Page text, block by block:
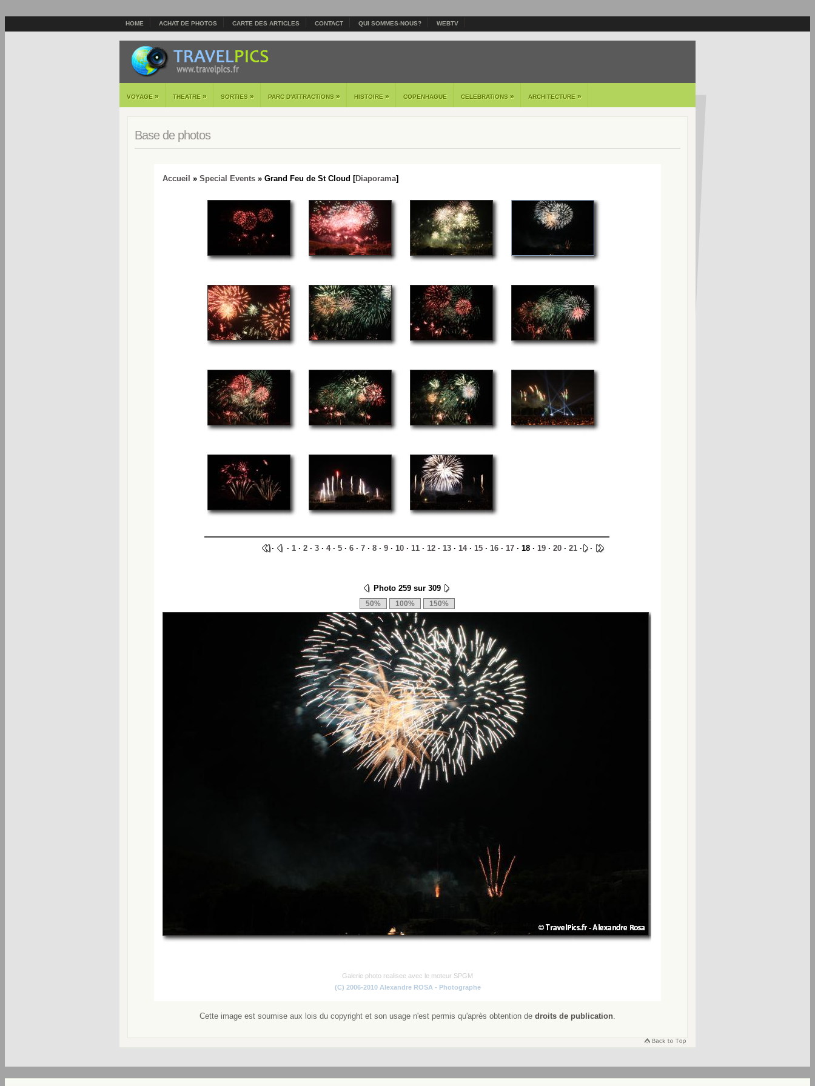
HOME ACHAT DE PHOTOS CARTE DES ARTICLES CONTACT QUI SOMMES-NOUS? WEBTV
VOYAGE » THEATRE » SORTIES » PARC D'ATTRACTIONS » HISTOIRE » COPENHAGUE CELEBRATIONS » ARCHITECTURE »
Base de photos
Accueil » Special Events » Grand Feu de St Cloud [Diaporama]
· · 1 · 2 · 3 · 4· 5 · 6 · 7 · 8 · 9 · 10 · 11 · 12 · 13 · 14· 15 · 16 · 17 · 18 · 19 · 20 · 21 · ·
Photo 259 sur 309
Galerie photo realisee avec le moteur SPGM
(C) 2006-2010 Alexandre ROSA - Photographe
Cette image est soumise aux lois du copyright et son usage n'est permis qu'après obtention de droits de publication.